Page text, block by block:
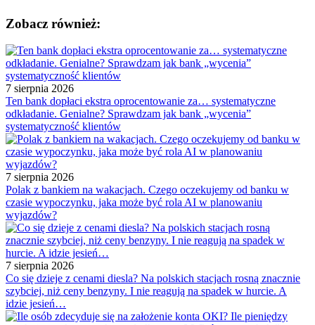
Zobacz również:
7 sierpnia 2026
Ten bank dopłaci ekstra oprocentowanie za… systematyczne
odkładanie. Genialne? Sprawdzam jak bank „wycenia”
systematyczność klientów
7 sierpnia 2026
Polak z bankiem na wakacjach. Czego oczekujemy od banku w
czasie wypoczynku, jaka może być rola AI w planowaniu
wyjazdów?
7 sierpnia 2026
Co się dzieje z cenami diesla? Na polskich stacjach rosną znacznie
szybciej, niż ceny benzyny. I nie reagują na spadek w hurcie. A
idzie jesień…